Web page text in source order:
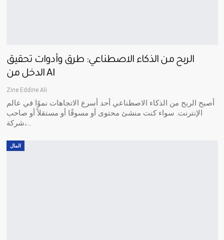
الربح من الذكاء الاصطناعي: طرق وأدوات تحقيق
الدخل من AI
Zine Eddine Ali
أصبح الربح من الذكاء الاصطناعي أحد أسرع الاتجاهات نموًا في عالم
الإنترنت. سواء كنت منشئ محتوى أو مسوقًا أو مستقلاً أو صاحب
شركة،…
المال